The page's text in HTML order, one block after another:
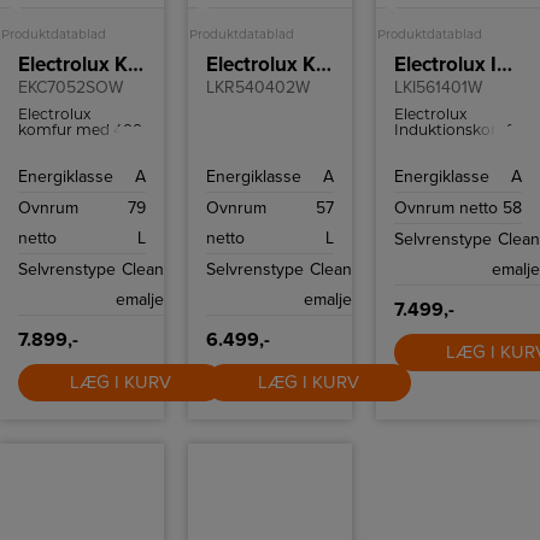
Produktdatablad
Electrolux Keramisk komfur
EKC7052SOW
Electrolux
komfur med 400
Energiklasse
A
Ovnrum
netto
79
L
Selvrenstype Clean
emalje
7.899,-
LÆG I KURV
Produktdatablad
Electrolux Keramisk komfur
LKR540402W
Energiklasse
A
Ovnrum
netto
57
L
Selvrenstype Clean
emalje
6.499,-
LÆG I KURV
Produktdatablad
Electrolux Induktionskomfur
LKI561401W
Electrolux
Induktionskomfur
Energiklasse
A
Ovnrum netto 58
Selvrenstype Clean
emalje
7.499,-
LÆG I